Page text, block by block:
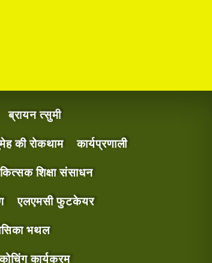
ब्रायन त्सुमी
की रोकथाम कार्यप्रणाली
शिक्षा संसाधन
एलएमसी फुटकेयर
भथल
कार्यक्रम